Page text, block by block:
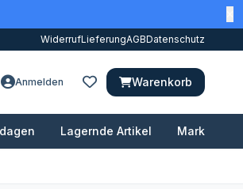
WiderrufLieferungAGBDatenschutz
Anmelden Warenkorb
Lagernde Artikel Marken